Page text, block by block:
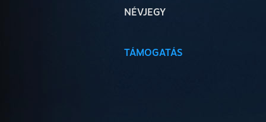
NÉVJEGY
TÁMOGATÁS